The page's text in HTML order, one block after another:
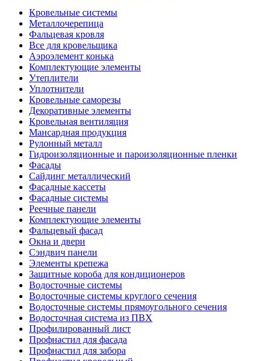
Кровельные системы
Металлочерепица
Фальцевая кровля
Все для кровельщика
Аэроэлемент конька
Комплектующие элементы
Утеплители
Уплотнители
Кровельные саморезы
Декоративные элементы
Кровельная вентиляция
Мансардная продукция
Рулонный металл
Гидроизоляционные и пароизоляционные пленки
Фасады
Сайдинг металлический
Фасадные кассеты
Фасадные системы
Реечные панели
Комплектующие элементы
Фальцевый фасад
Окна и двери
Сэндвич панели
Элементы крепежа
Защитные короба для кондиционеров
Водосточные системы
Водосточные системы круглого сечения
Водосточные системы прямоугольного сечения
Водосточная система из ПВХ
Профилированный лист
Профнастил для фасада
Профнастил для забора